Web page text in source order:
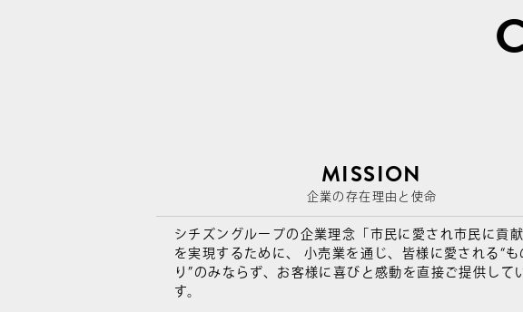
MISSION
企業の存在理由と使命
シチズングループの企業理念「市民に愛され市民に貢献
を実現するために、 小売業を通じ、皆様に愛される“も
り”のみならず、お客様に喜びと感動を直接ご提供して
す。